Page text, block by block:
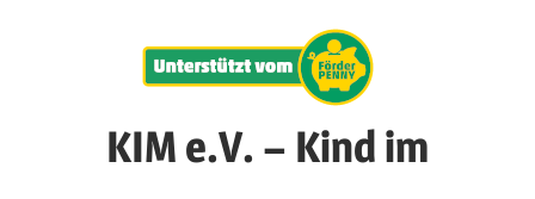
KIM e.V. – Kind im